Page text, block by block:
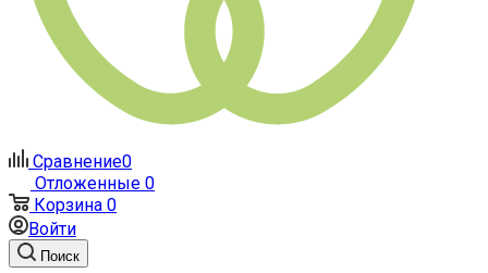
Сравнение0
Отложенные 0
Корзина 0
Войти
Поиск